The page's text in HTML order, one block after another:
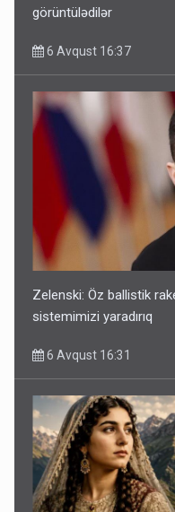
görüntülədilər
6 Avqust 16:37
Zelenski: Öz ballistik
sistemimizi yaradırıq
6 Avqust 16:31